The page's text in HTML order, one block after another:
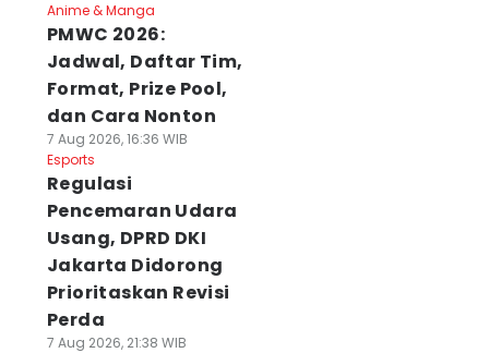
Anime & Manga
PMWC 2026:
Jadwal, Daftar Tim,
Format, Prize Pool,
dan Cara Nonton
7 Aug 2026, 16:36 WIB
Esports
Regulasi
Pencemaran Udara
Usang, DPRD DKI
Jakarta Didorong
Prioritaskan Revisi
Perda
7 Aug 2026, 21:38 WIB